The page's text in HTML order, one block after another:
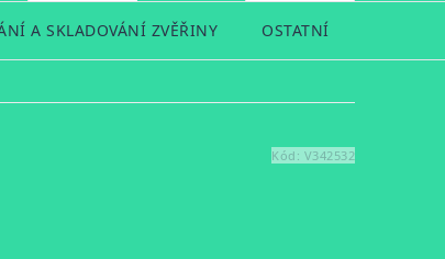
A SKLADOVÁNÍ ZVĚŘINY OSTATNÍ
Kód: V342532